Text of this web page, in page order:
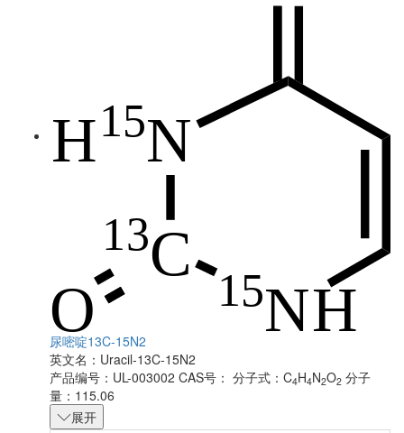
尿嘧啶13C-15N2
英文名： Uracil-13C-15N2
产品编号：UL-003002 CAS号： 分子式：C4H4N2O2 分子
量：115.06
展开